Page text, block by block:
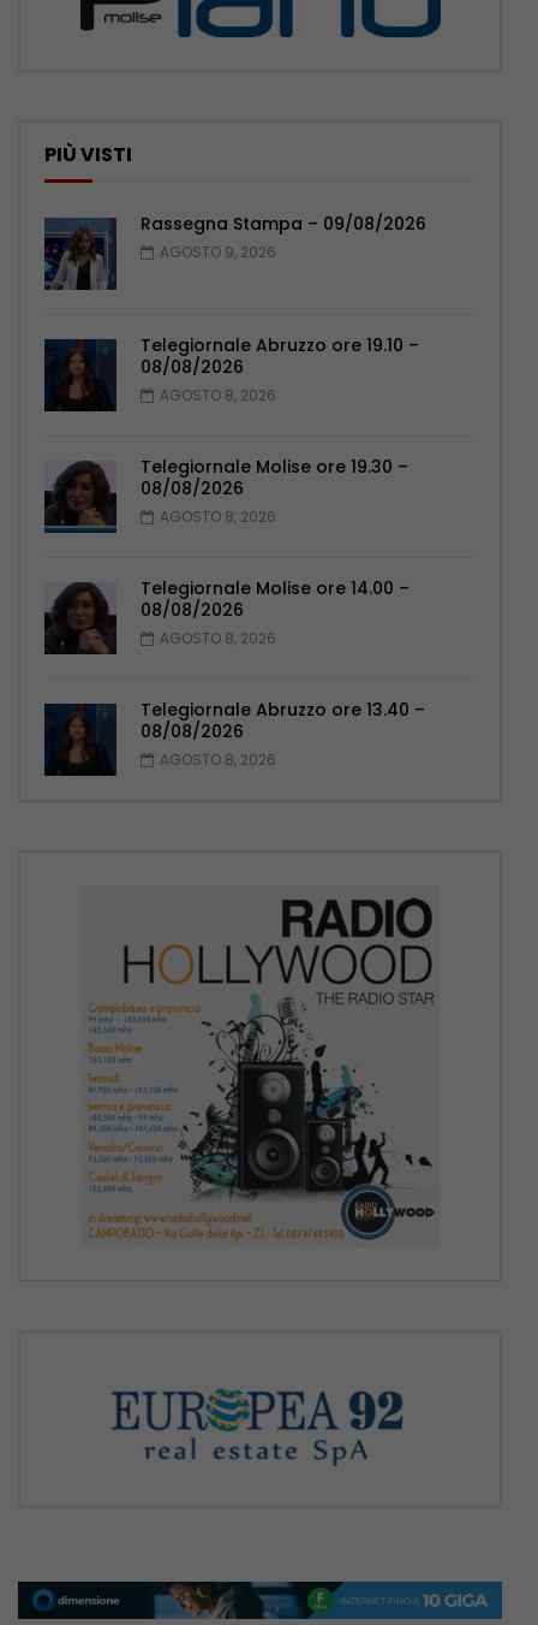
PIÙ VISTI
Rassegna Stampa – 09/08/2026
AGOSTO 9, 2026
Telegiornale Abruzzo ore 19.10 –
08/08/2026
AGOSTO 8, 2026
Telegiornale Molise ore 19.30 –
08/08/2026
AGOSTO 8, 2026
Telegiornale Molise ore 14.00 –
08/08/2026
AGOSTO 8, 2026
Telegiornale Abruzzo ore 13.40 –
08/08/2026
AGOSTO 8, 2026